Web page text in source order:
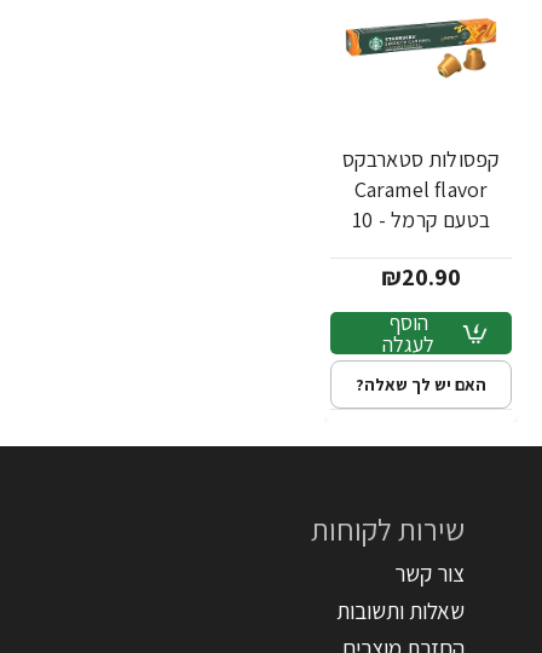
קפסולות סטארבקס
Caramel flavor
בטעם קרמל - 10
Starbucks
₪20.90
הוסף
לעגלה
האם יש לך שאלה?
שירות לקוחות
צור קשר
שאלות ותשובות